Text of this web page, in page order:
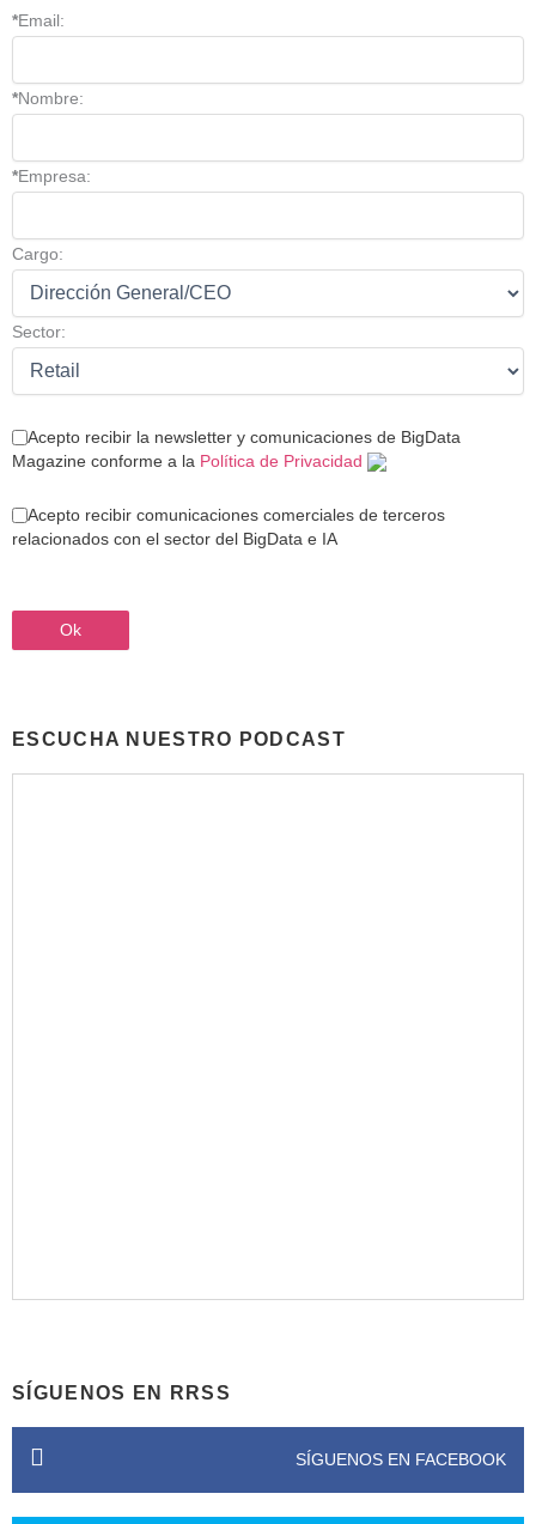
*Email:
*Nombre:
*Empresa:
Cargo:
Sector:
Acepto recibir la newsletter y comunicaciones de BigData
Magazine conforme a la Política de Privacidad
Acepto recibir comunicaciones comerciales de terceros
relacionados con el sector del BigData e IA
ESCUCHA NUESTRO PODCAST
SÍGUENOS EN RRSS
SÍGUENOS EN FACEBOOK